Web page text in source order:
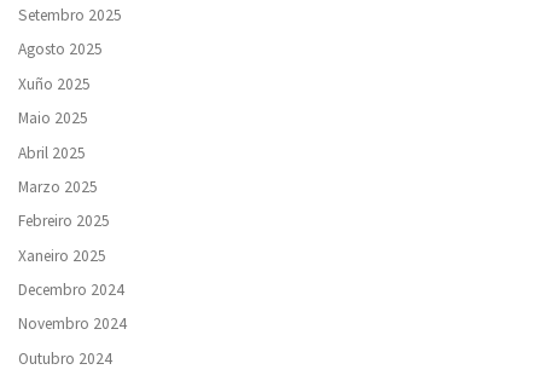
Setembro 2025
Agosto 2025
Xuño 2025
Maio 2025
Abril 2025
Marzo 2025
Febreiro 2025
Xaneiro 2025
Decembro 2024
Novembro 2024
Outubro 2024